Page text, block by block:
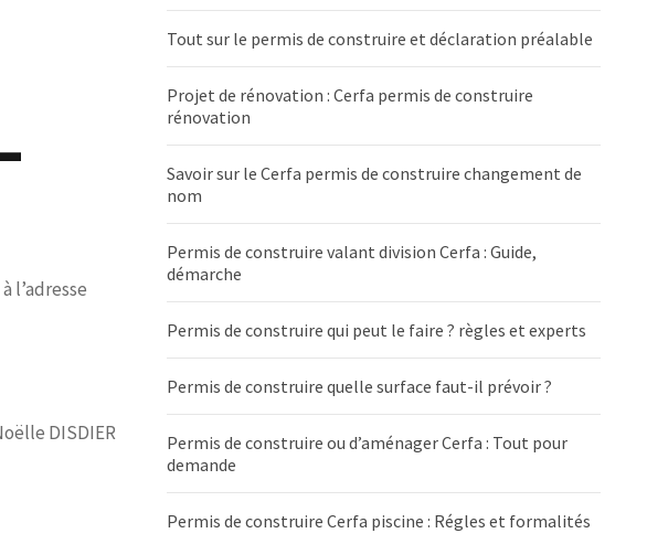
l’adresse
DISDIER
Tout sur le permis de construire et déclaration préalable
Projet de rénovation : Cerfa permis de construire
rénovation
Savoir sur le Cerfa permis de construire changement de
nom
Permis de construire valant division Cerfa : Guide,
démarche
Permis de construire qui peut le faire ? règles et experts
Permis de construire quelle surface faut-il prévoir ?
Permis de construire ou d’aménager Cerfa : Tout pour
demande
Permis de construire Cerfa piscine : Régles et formalités